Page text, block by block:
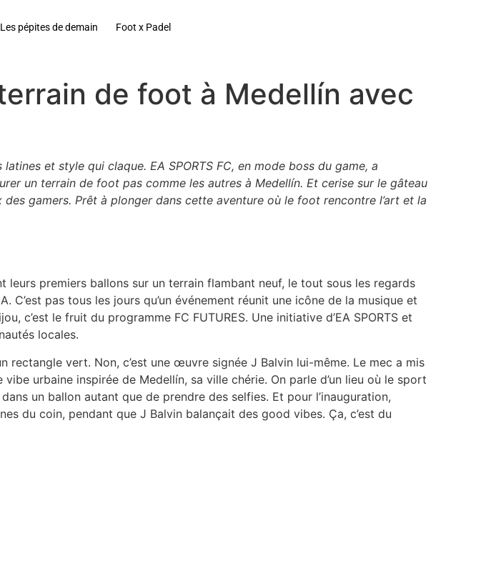
Les pépites de demain Foot x Padel
de foot à Medellín avec
et style qui claque. EA SPORTS FC, en mode boss du game, a
un terrain de foot pas comme les autres à Medellín. Et cerise sur le gâteau
gamers. Prêt à plonger dans cette aventure où le foot rencontre l’art et la
premiers ballons sur un terrain flambant neuf, le tout sous les regards
pas tous les jours qu’un événement réunit une icône de la musique et
c’est le fruit du programme FC FUTURES. Une initiative d’EA SPORTS et
locales.
rectangle vert. Non, c’est une œuvre signée J Balvin lui-même. Le mec a mis
urbaine inspirée de Medellín, sa ville chérie. On parle d’un lieu où le sport
un ballon autant que de prendre des selfies. Et pour l’inauguration,
du coin, pendant que J Balvin balançait des good vibes. Ça, c’est du